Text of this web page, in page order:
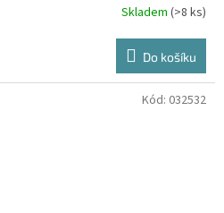
Skladem (>8 ks)
Do košíku
Kód: 032532